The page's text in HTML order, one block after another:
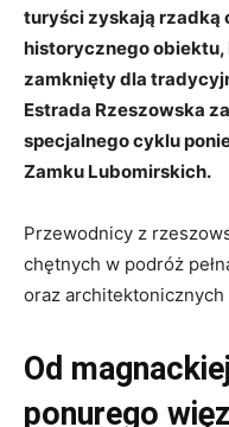
turyści zyskają rzadką
historycznego obiektu,
zamknięty dla
Estrada Rzeszowska
specjalnego cyklu
Zamku Lubomirskich.
Przewodnicy z
chętnych w podróż
oraz architektonicznych
Od
ponurego